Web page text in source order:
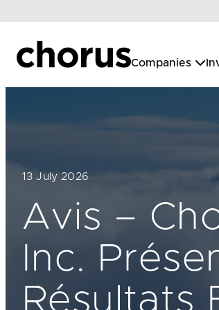
content
Companies
13 July 2026
Avis –
Inc.
Résultats